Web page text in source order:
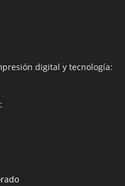
digital y tecnología: